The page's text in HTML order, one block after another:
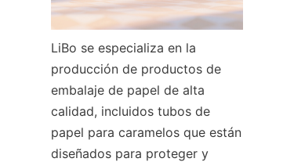
LiBo se especializa en la
producción de productos de
embalaje de papel de alta
calidad, incluidos tubos de
papel para caramelos que están
diseñados para proteger y